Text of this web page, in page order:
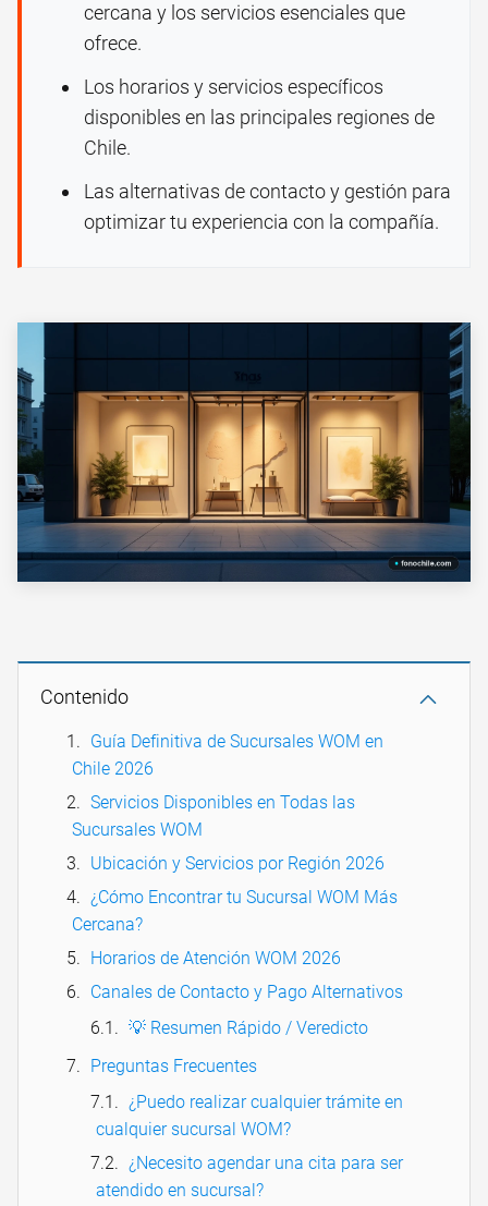
cercana y los servicios esenciales que
ofrece.
Los horarios y servicios específicos
disponibles en las principales regiones de
Chile.
Las alternativas de contacto y gestión para
optimizar tu experiencia con la compañía.
Contenido
Guía Definitiva de Sucursales WOM en
Chile 2026
Servicios Disponibles en Todas las
Sucursales WOM
Ubicación y Servicios por Región 2026
¿Cómo Encontrar tu Sucursal WOM Más
Cercana?
Horarios de Atención WOM 2026
Canales de Contacto y Pago Alternativos
💡 Resumen Rápido / Veredicto
Preguntas Frecuentes
¿Puedo realizar cualquier trámite en
cualquier sucursal WOM?
¿Necesito agendar una cita para ser
atendido en sucursal?